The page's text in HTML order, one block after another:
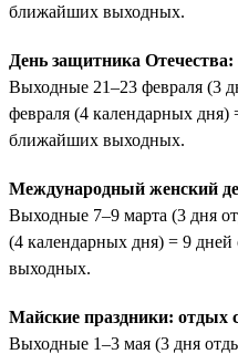
ближайших выходных.
День защитника
Выходные 21–23 февраля (3
февраля (4 календарных дня)
ближайших выходных.
Международный женский
Выходные 7–9 марта (3 дня
(4 календарных дня) = 9
выходных.
Майские праздники: отдых
Выходные 1–3 мая (3 дня